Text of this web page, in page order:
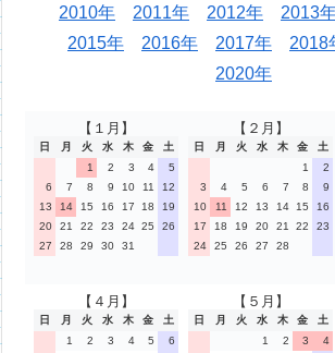
2010年 2011年 2012年 2013
2015年
2016年 2017年 2018
2020年
【１月】
日 月 火 水 木 金
土
1
2 3 4
5
6
7 8 9 10 11
12
13
14 15 16 17 18
19
20
21 22 23 24 25
26
27
28 29 30 31
【２月】
日 月 火 水 木 金
土
1
2
3
4 5 6 7 8
9
10
11 12 13 14 15
16
17
18 19 20 21 22
23
24
25 26 27 28
【４月】
日 月 火 水 木 金
土
1
2 3 4 5
6
【５月】
日 月 火 水 木 金
土
1
2 3
4